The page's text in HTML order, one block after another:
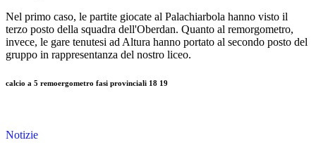
Nel primo caso, le partite giocate al Palachiarbola hanno visto il
terzo posto della squadra dell'Oberdan. Quanto al remorgometro,
invece, le gare tenutesi ad Altura hanno portato al secondo posto del
gruppo in rappresentanza del nostro liceo.
calcio a 5 remoergometro fasi provinciali 18 19
Notizie